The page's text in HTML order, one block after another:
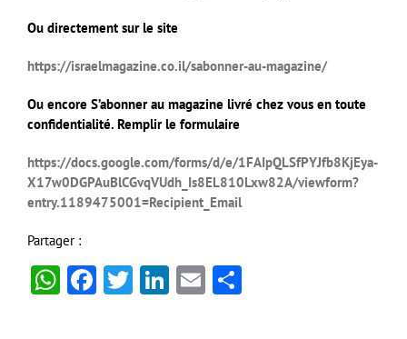
Ou directement sur le site
https://israelmagazine.co.il/sabonner-au-magazine/
Ou encore S’abonner au magazine livré chez vous en toute
confidentialité. Remplir le formulaire
https://docs.google.com/forms/d/e/1FAIpQLSfPYJfb8KjEya-
X17w0DGPAuBlCGvqVUdh_Is8EL810Lxw82A/viewform?
entry.1189475001=Recipient_Email
Partager :
WhatsApp
Facebook
Twitter
LinkedIn
Email